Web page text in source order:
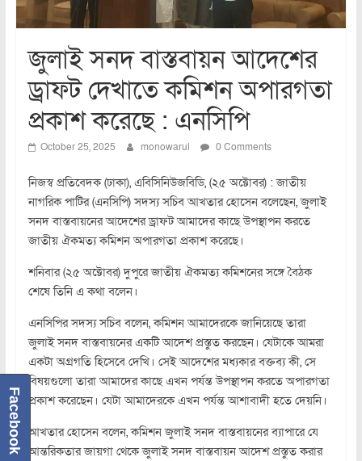
জুলাই সনদ বাস্তবায়ন আদেশের
ড্রাফট দেখাতে কমিশন অপারগতা
প্রকাশ করেছে : এনসিপি
October 25, 2025 monowarul 0 Comments
নিজস্ব প্রতিবেদক (ঢাকা), এবিসিনিউজবিডি, (২৫ অক্টোবর) : জাতীয়
নাগরিক পাটির (এনসিপি) সদস্য সচিব আখতার হোসেন বলেছেন, জুলাই
সনদ বাস্তবায়নের আদেশের ড্রাফট আমাদের কাছে উপস্থাপন করতে
জাতীয় ঐকমত্য কমিশন অপারগতা প্রকাশ করেছে।
শনিবার (২৫ অক্টোবর) দুপুরে জাতীয় ঐকমত্য কমিশনের সঙ্গে বৈঠক
শেষে তিনি এ কথা বলেন।
এনসিপির সদস্য সচিব বলেন, কমিশন আমাদেরকে জানিয়েছে তারা
জুলাই সনদ বাস্তবায়নের একটি আদেশ প্রস্তুত করছেন। যেটাকে আমরা
একটা অগ্রগতি হিসেবে দেখি। সেই আদেশের মধ্যকার বক্তব্য কী, সে
বিষয়গুলো তারা আমাদের কাছে এখন পর্যন্ত উপস্থাপন করতে অপারগতা
প্রকাশ করেছেন। যেটা আমাদেরকে এখন পর্যন্ত আশাবাদী হতে দেয়নি।
আখতার হোসেন বলেন, কমিশন জুলাই সনদ বাস্তবায়নের ব্যাপারে যে
আন্তরিকতার জায়গা থেকে জুলাই সনদ বাস্তবায়ন আদেশ প্রস্তুত করার
Facebook